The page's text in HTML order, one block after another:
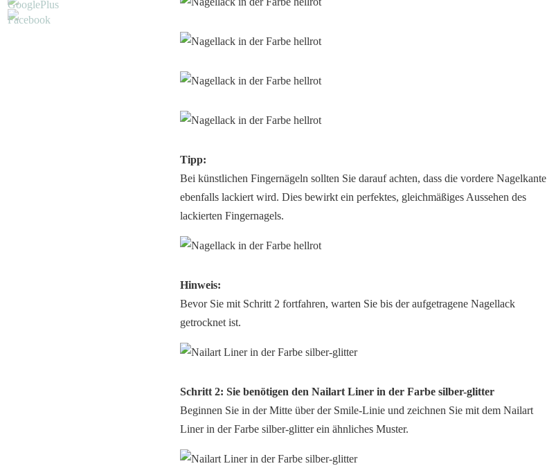
Tipp:
Bei künstlichen Fingernägeln sollten Sie darauf achten, dass die vordere Nagelkante
ebenfalls lackiert wird. Dies bewirkt ein perfektes, gleichmäßiges Aussehen des
lackierten Fingernagels.
Hinweis:
Bevor Sie mit Schritt 2 fortfahren, warten Sie bis der aufgetragene Nagellack
getrocknet ist.
Schritt 2: Sie benötigen den Nailart Liner in der Farbe silber-glitter
Beginnen Sie in der Mitte über der Smile-Linie und zeichnen Sie mit dem Nailart
Liner in der Farbe silber-glitter ein ähnliches Muster.